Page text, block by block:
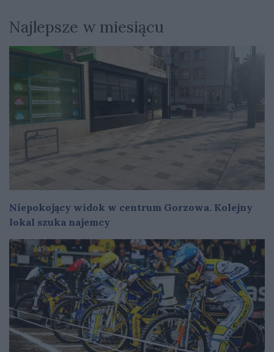
Najlepsze w miesiącu
Niepokojący widok w centrum Gorzowa. Kolejny
lokal szuka najemcy